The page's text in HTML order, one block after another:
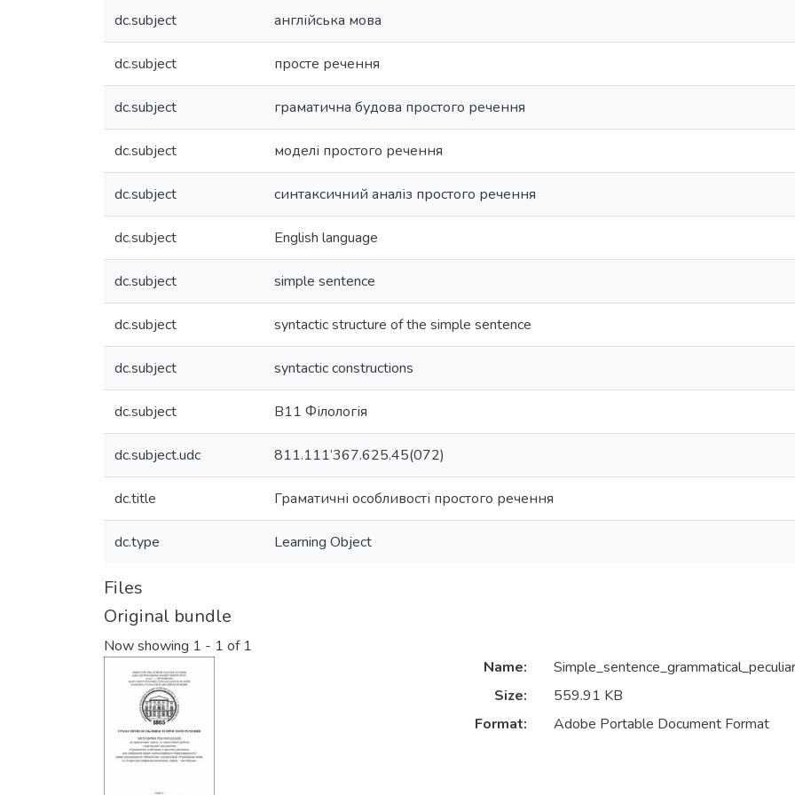
dc.subject англійська мова
dc.subject просте речення
dc.subject граматична будова простого речення
dc.subject моделі простого речення
dc.subject синтаксичний аналіз простого речення
dc.subject English language
dc.subject simple sentence
dc.subject syntactic structure of the simple sentence
dc.subject syntactic constructions
dc.subject B11 Філологія
dc.subject.udc 811.111’367.625.45(072)
dc.title Граматичні особливості простого речення
dc.type Learning Object
Files
Original bundle
Now showing 1 - 1 of 1
Name:
Size:
559.91 KB
Format:
Adobe Portable Document Format